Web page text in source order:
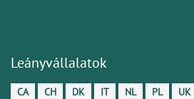
Leányvállalatok
CA CH DK IT NL PL UK